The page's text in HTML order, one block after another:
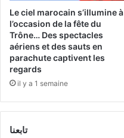
Le ciel marocain s’illumine à
l’occasion de la fête du
Trône… Des spectacles
aériens et des sauts en
parachute captivent les
regards
il y a 1 semaine
تابعنا